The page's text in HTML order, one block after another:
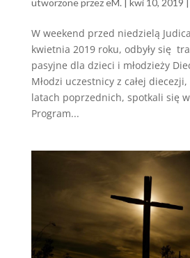
utworzone przezeM. | kwi 10, 2019 |
W weekend przed niedzielą
kwietnia 2019 roku, odbyły się
pasyjne dla dzieci i młodzieży
Młodzi uczestnicy z całej
latach poprzednich, spotkali się
Program...